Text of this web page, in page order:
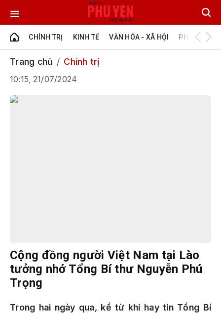
CHÍNH TRỊ KINH TẾ VĂN HÓA - XÃ HỘI PHÚ YÊN -
Trang chủ Chính trị
10:15, 21/07/2024
Cộng đồng người Việt Nam tại Lào
tưởng nhớ Tổng Bí thư Nguyễn Phú
Trọng
Trong hai ngày qua, kể từ khi hay tin Tổng Bí